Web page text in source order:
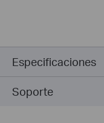
Especificaciones
Soporte